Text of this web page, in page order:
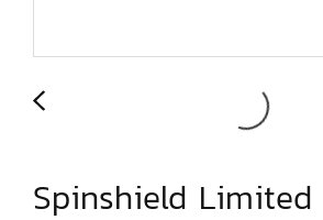
Spinshield